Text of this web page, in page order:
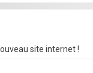
site internet !